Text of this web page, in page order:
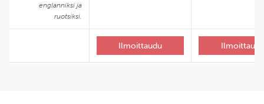
englanniksi ja
ruotsiksi.
Ilmoittaudu Ilmoittaudu